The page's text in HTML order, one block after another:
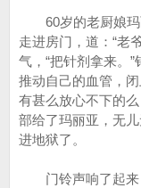
60岁的老厨娘玛
走进房门，道：“老
气，“把针剂拿来。
推动自己的血管，
有甚么放心不下的
部给了玛丽亚，无
进地狱了。
门铃声响了起来